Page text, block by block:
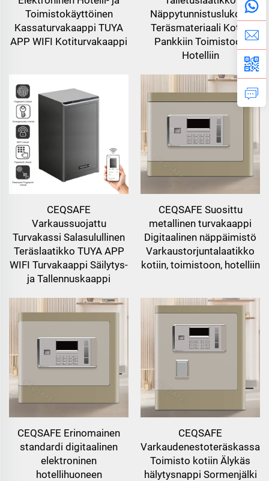
Toimistokäyttöinen
Kassaturvakaappi TUYA
APP WIFI Kotiturvakaappi
Näppytunnistuslukolla
Teräsmateriaali Kotiin
Pankkiin Toimistoon
Hotelliin
CEQSAFE
Varkaussuojattu
Turvakassi Salasulullinen
Teräslaatikko TUYA APP
WIFI Turvakaappi Säilytys-
ja Tallennuskaappi
CEQSAFE Suosittu
metallinen turvakaappi
Digitaalinen näppäimistö
Varkaustorjuntalaatikko
kotiin, toimistoon, hotelliin
CEQSAFE Erinomainen
standardi digitaalinen
elektroninen
hotellihuoneen
CEQSAFE
Toimisto kotiin Älykäs
hälytysnappi Sormenjälki